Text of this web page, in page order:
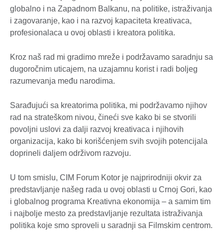
globalno i na Zapadnom Balkanu, na politike, istraživanja
i zagovaranje, kao i na razvoj kapaciteta kreativaca,
profesionalaca u ovoj oblasti i kreatora politika.
Kroz naš rad mi gradimo mreže i podržavamo saradnju sa
dugoročnim uticajem, na uzajamnu korist i radi boljeg
razumevanja među narodima.
Sarađujući sa kreatorima politika, mi podržavamo njihov
rad na strateškom nivou, čineći sve kako bi se stvorili
povoljni uslovi za dalji razvoj kreativaca i njihovih
organizacija, kako bi korišćenjem svih svojih potencijala
doprineli daljem održivom razvoju.
U tom smislu, CIM Forum Kotor je najprirodniji okvir za
predstavljanje našeg rada u ovoj oblasti u Crnoj Gori, kao
i globalnog programa Kreativna ekonomija – a samim tim
i najbolje mesto za predstavljanje rezultata istraživanja
politika koje smo sproveli u saradnji sa Filmskim centrom.